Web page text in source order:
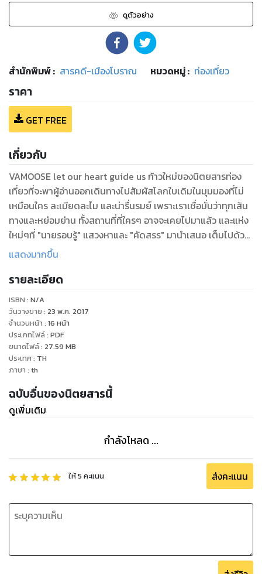
ดูตัวอย่าง
สำนักพิมพ์: สารคดี-เมืองโบราณ หมวดหมู่: ท่องเที่ยว
ราคา
GET FREE
เกี่ยวกับ
VAMOOSE let our heart guide us ก้าวใหม่ของนิตยสารท่อง
เที่ยวที่จะพาผู้อ่านออกเดินทางไปสัมผัสโลกใบเดิมในมุมมองที่ไม่
เหมือนใคร ละเมียดละไม และน่ารื่นรมย์ เพราะเราเชื่อมั่นว่าทุกเส้น
ทางและหย่อมย่าน ทั้งสถานที่ที่ใครๆ อาจจะเคยไปมาแล้ว และแห่ง
ใหม่ๆที่ "นายรอบรู้" แสวงหาและ "คัดสรร" มานำเสนอ เต็มไปด้วย
มุมมองอันลึกซึ้งและชวนค้นหา ...มากไปกว่าสายตา แต่ด้วยใจ
แสดงมากขึ้น
รายละเอียด
ISBN : N/A
วันวางขาย : 23 พ.ค. 2017
จำนวนหน้า : 16 หน้า
ประเภทไฟล์: PDF
ขนาดไฟล์: 27.59 MB
ประเทศ: TH
ภาษา : th
ฉบับอื่นของนิตยสารนี้
ดูเพิ่มเติม
กำลังโหลด ...
ให้5 คะแนน ส่งคะแนน